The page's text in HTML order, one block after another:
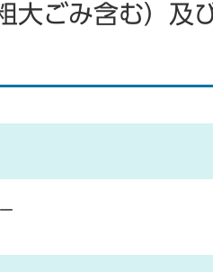
大ごみ含む）及